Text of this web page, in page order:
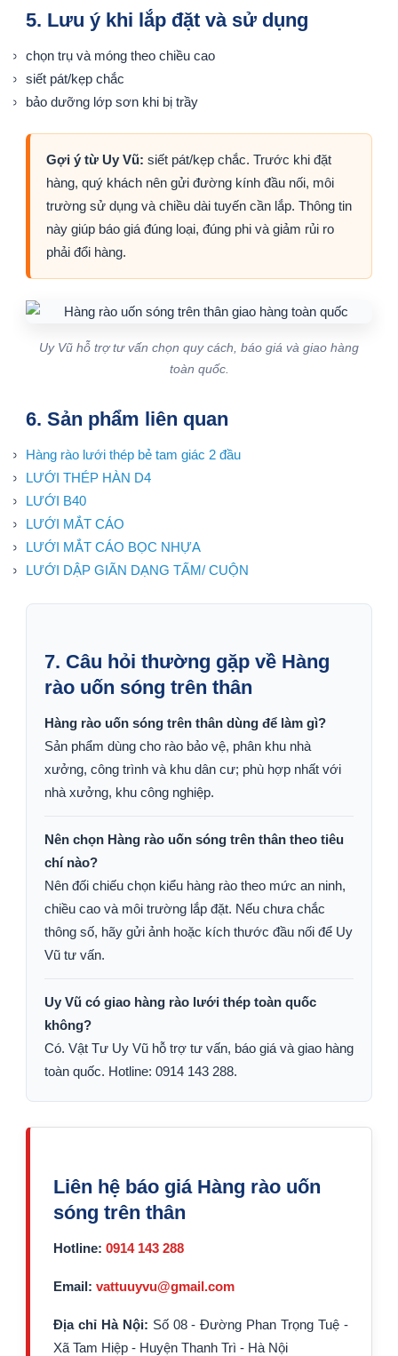
5. Lưu ý khi lắp đặt và sử dụng
chọn trụ và móng theo chiều cao
siết pát/kẹp chắc
bảo dưỡng lớp sơn khi bị trầy
Gợi ý từ Uy Vũ: siết pát/kẹp chắc. Trước khi đặt
hàng, quý khách nên gửi đường kính đầu nối, môi
trường sử dụng và chiều dài tuyến cần lắp. Thông tin
này giúp báo giá đúng loại, đúng phi và giảm rủi ro
phải đổi hàng.
Uy Vũ hỗ trợ tư vấn chọn quy cách, báo giá và giao hàng
toàn quốc.
6. Sản phẩm liên quan
Hàng rào lưới thép bẻ tam giác 2 đầu
LƯỚI THÉP HÀN D4
LƯỚI B40
LƯỚI MẮT CÁO
LƯỚI MẮT CÁO BỌC NHỰA
LƯỚI DẬP GIÃN DẠNG TẤM/ CUỘN
7. Câu hỏi thường gặp về Hàng
rào uốn sóng trên thân
Hàng rào uốn sóng trên thân dùng để làm gì?
Sản phẩm dùng cho rào bảo vệ, phân khu nhà
xưởng, công trình và khu dân cư; phù hợp nhất với
nhà xưởng, khu công nghiệp.
Nên chọn Hàng rào uốn sóng trên thân theo tiêu
chí nào?
Nên đối chiếu chọn kiểu hàng rào theo mức an ninh,
chiều cao và môi trường lắp đặt. Nếu chưa chắc
thông số, hãy gửi ảnh hoặc kích thước đầu nối để Uy
Vũ tư vấn.
Uy Vũ có giao hàng rào lưới thép toàn quốc
không?
Có. Vật Tư Uy Vũ hỗ trợ tư vấn, báo giá và giao hàng
toàn quốc. Hotline: 0914 143 288.
Liên hệ báo giá Hàng rào uốn
sóng trên thân
Hotline: 0914 143 288
Email: vattuuyvu@gmail.com
Địa chỉ Hà Nội: Số 08 - Đường Phan Trọng Tuệ -
Xã Tam Hiệp - Huyện Thanh Trì - Hà Nội